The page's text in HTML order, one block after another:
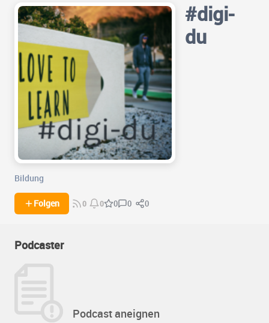
#digi-
du
Bildung
Folgen 0 0 0 0 0
Podcaster
Podcast aneignen